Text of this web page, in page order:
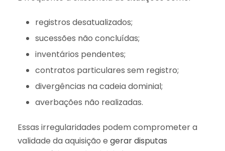
registros desatualizados;
sucessões não concluídas;
inventários pendentes;
contratos particulares sem registro;
divergências na cadeia dominial;
averbações não realizadas.
Essas irregularidades podem comprometer a
validade da aquisição e gerar disputas